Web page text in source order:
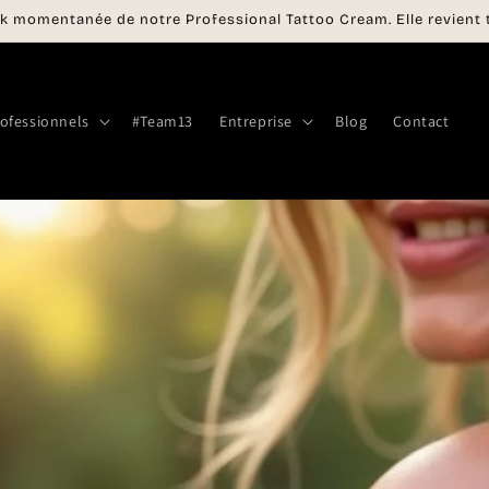
momentanée de notre Professional Tattoo Cream. Elle revient
#Team13 Entreprise Blog Contact